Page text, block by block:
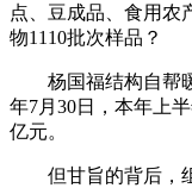
点、豆成品、食用农
物1110批次样品？
杨国福结构自帮暖
年7月30日，本年上
亿元。
但甘旨的背后，组